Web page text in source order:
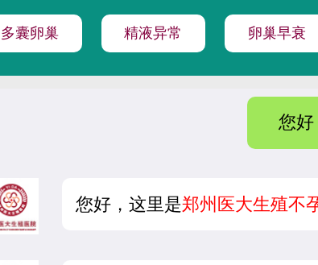
多囊卵巢 精液异常 卵巢早衰
您好
您好，这里是郑州医大生殖不